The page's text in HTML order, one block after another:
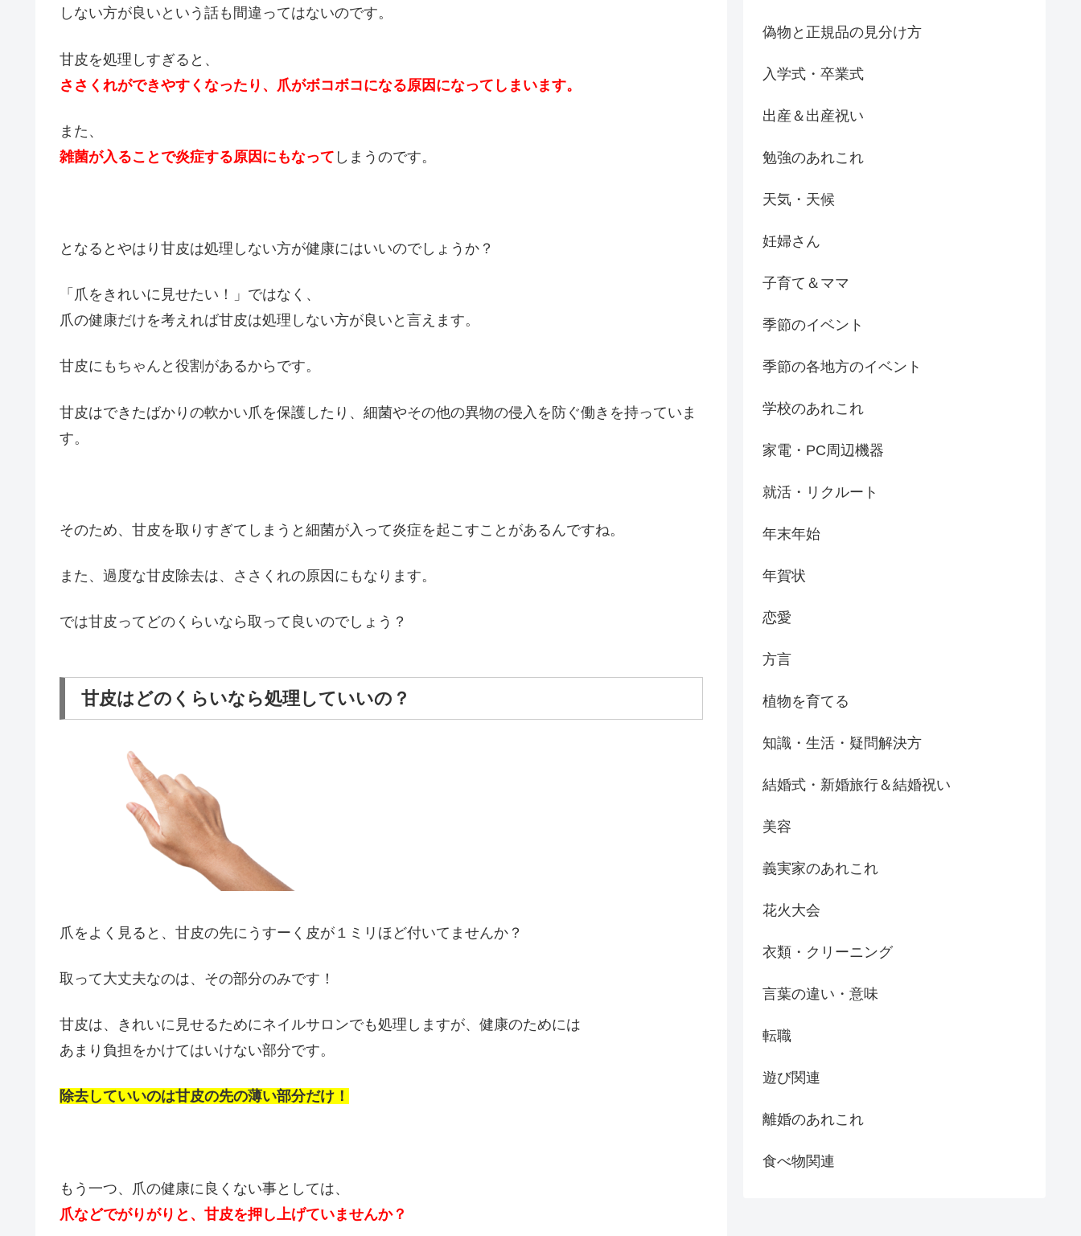
しない方が良いという話も間違ってはないのです。
甘皮を処理しすぎると、
ささくれができやすくなったり、 爪がボコボコになる原因になってしまいます。
また、
雑菌が入ることで炎症する原因にもなって しまうのです。
となるとやはり甘皮は処理しない方が健康にはいいのでしょうか？
「爪をきれいに見せたい！」ではなく、
爪の健康だけを考えれば甘皮は処理しない方が良いと言えます。
甘皮にもちゃんと役割があるからです。
甘皮はできたばかりの軟かい爪を保護したり、細菌やその他の異物の侵入を防ぐ働きを持っていま
す。
そのため、甘皮を取りすぎてしまうと細菌が入って炎症を起こすことがあるんですね。
また、過度な甘皮除去は、ささくれの原因にもなります。
では甘皮ってどのくらいなら取って良いのでしょう？
甘皮はどのくらいなら処理していいの？
爪をよく見ると、甘皮の先にうすーく皮が１ミリほど付いてませんか？
取って大丈夫なのは、その部分のみです！
甘皮は、きれいに見せるためにネイルサロンでも処理しますが、健康のためには
あまり負担をかけてはいけない部分です。
除去していいのは甘皮の先の薄い部分だけ！
もう一つ、爪の健康に良くない事としては、
爪などでがりがりと、甘皮を押し上げていませんか？
偽物と正規品の見分け方
入学式・卒業式
出産＆出産祝い
勉強のあれこれ
天気・天候
妊婦さん
子育て＆ママ
季節のイベント
季節の各地方のイベント
学校のあれこれ
家電・PC周辺機器
就活・リクルート
年末年始
年賀状
恋愛
方言
植物を育てる
知識・生活・疑問解決方
結婚式・新婚旅行＆結婚祝い
美容
義実家のあれこれ
花火大会
衣類・クリーニング
言葉の違い・意味
転職
遊び関連
離婚のあれこれ
食べ物関連